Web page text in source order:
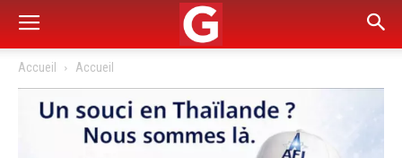
Accueil Accueil